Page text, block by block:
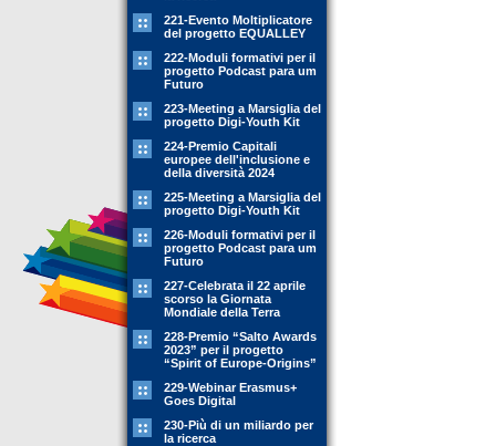
221-Evento Moltiplicatore
del progetto EQUALLEY
222-Moduli formativi per il
progetto Podcast para um
Futuro
223-Meeting a Marsiglia del
progetto Digi-Youth Kit
224-Premio Capitali
europee dell'inclusione e
della diversità 2024
225-Meeting a Marsiglia del
progetto Digi-Youth Kit
226-Moduli formativi per il
progetto Podcast para um
Futuro
227-Celebrata il 22 aprile
scorso la Giornata
Mondiale della Terra
228-Premio “Salto Awards
2023” per il progetto
“Spirit of Europe-Origins”
229-Webinar Erasmus+
Goes Digital
230-Più di un miliardo per
la ricerca